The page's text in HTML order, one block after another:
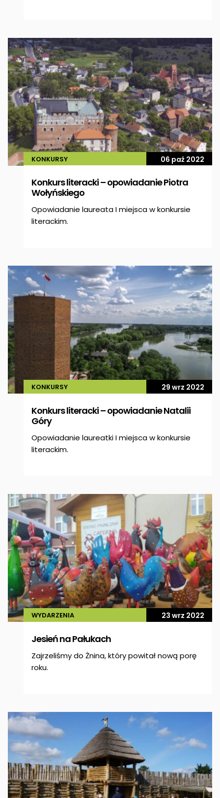
KONKURSY 06 paź 2022
Konkurs literacki – opowiadanie Piotra
Wołyńskiego
Opowiadanie laureata I miejsca w konkursie
literackim.
KONKURSY 29 wrz 2022
Konkurs literacki – opowiadanie Natalii
Góry
Opowiadanie laureatki I miejsca w konkursie
literackim.
WYDARZENIA 23 wrz 2022
Jesień na Pałukach
Zajrzeliśmy do Żnina, który powitał nową porę
roku.